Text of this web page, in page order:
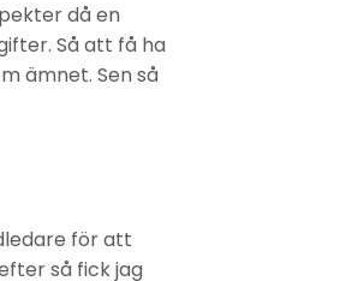
då en
Så att få ha
ämnet. Sen så
för att
så fick jag